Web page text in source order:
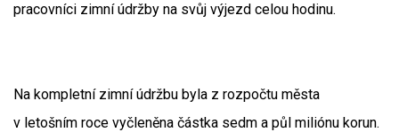
pracovníci zimní údržby na svůj výjezd celou hodinu.
Na kompletní zimní údržbu byla z rozpočtu města
v letošním roce vyčleněna částka sedm a půl miliónu korun.